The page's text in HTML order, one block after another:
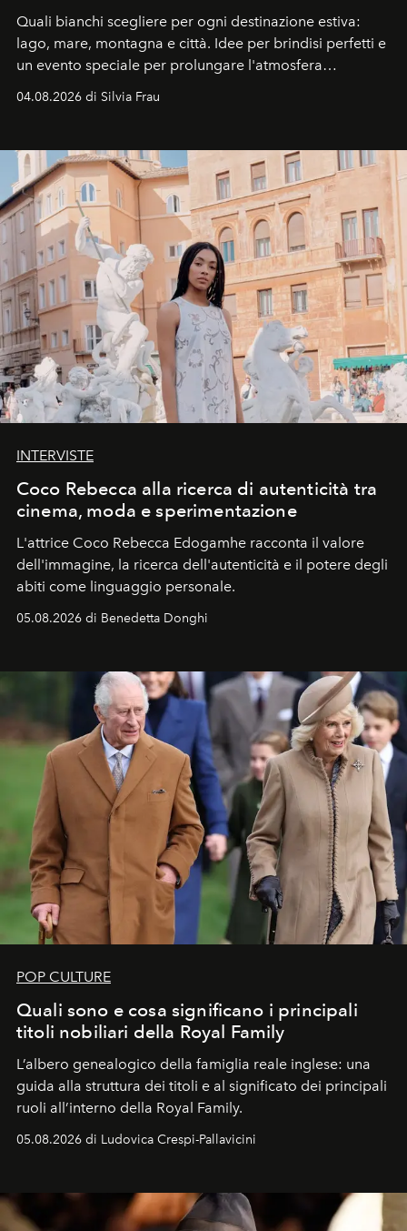
Quali bianchi scegliere per ogni destinazione estiva:
lago, mare, montagna e città. Idee per brindisi perfetti e
un evento speciale per prolungare l'atmosfera
04.08.2026 di Silvia Frau
INTERVISTE
Coco Rebecca alla ricerca di autenticità tra
cinema, moda e sperimentazione
L'attrice Coco Rebecca Edogamhe racconta il valore
dell'immagine, la ricerca dell'autenticità e il potere degli
abiti come linguaggio personale.
05.08.2026 di Benedetta Donghi
POP CULTURE
Quali sono e cosa significano i principali
titoli nobiliari della Royal Family
L’albero genealogico della famiglia reale inglese: una
guida alla struttura dei titoli e al significato dei principali
ruoli all’interno della Royal Family.
05.08.2026 di Ludovica Crespi-Pallavicini